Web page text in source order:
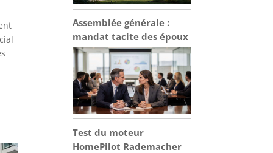
Assemblée générale :
mandat tacite des époux
Test du moteur
HomePilot Rademacher